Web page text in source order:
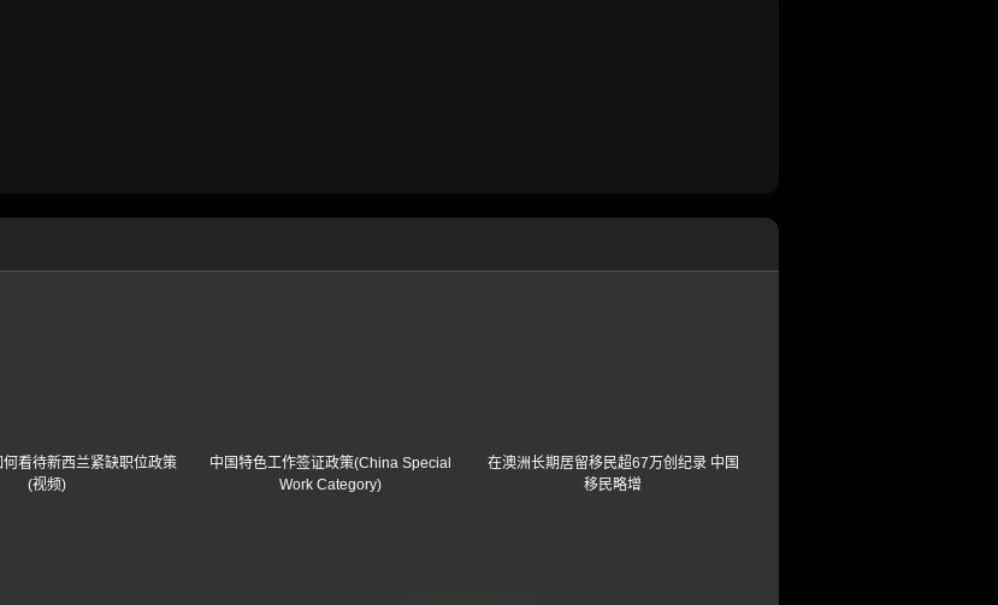
看待新西兰紧缺职位政策
(视频)
中国特色工作签证政策(China Special
Work Category)
在澳洲长期居留移民超67万创纪录 中国
移民略增